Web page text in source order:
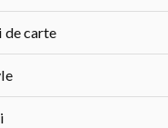
de carte